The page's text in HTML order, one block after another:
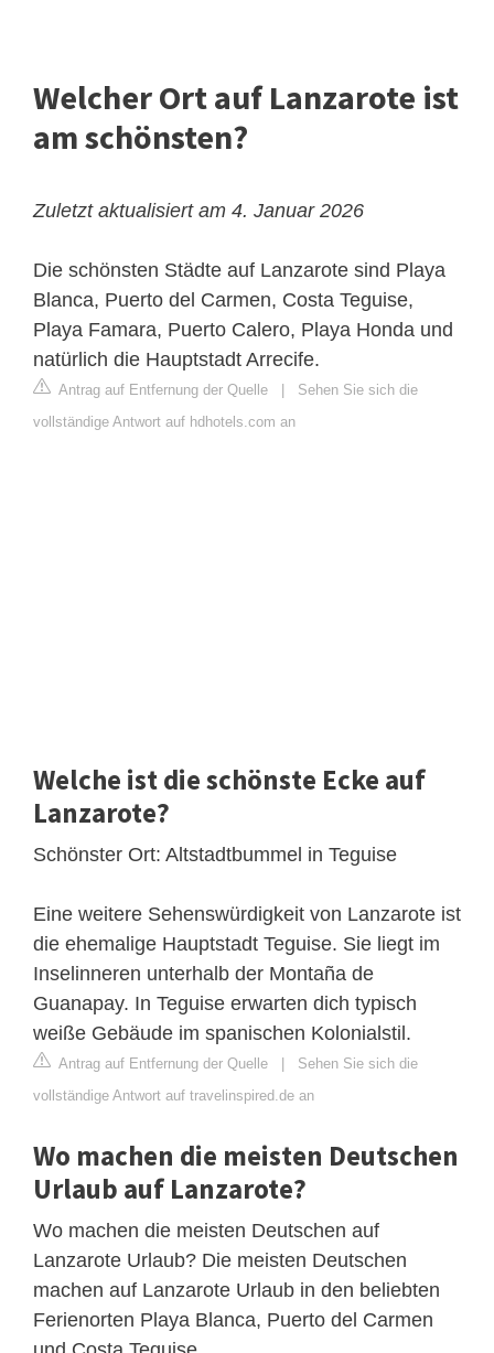
Welcher Ort auf Lanzarote ist
am schönsten?
Zuletzt aktualisiert am 4. Januar 2026
Die schönsten Städte auf Lanzarote sind Playa
Blanca, Puerto del Carmen, Costa Teguise,
Playa Famara, Puerto Calero, Playa Honda und
natürlich die Hauptstadt Arrecife.
Antrag auf Entfernung der Quelle
Sehen Sie sich die
vollständige Antwort auf hdhotels.com an
Welche ist die schönste Ecke auf
Lanzarote?
Schönster Ort: Altstadtbummel in Teguise
Eine weitere Sehenswürdigkeit von Lanzarote ist
die ehemalige Hauptstadt Teguise. Sie liegt im
Inselinneren unterhalb der Montaña de
Guanapay. In Teguise erwarten dich typisch
weiße Gebäude im spanischen Kolonialstil.
Antrag auf Entfernung der Quelle
Sehen Sie sich die
vollständige Antwort auf travelinspired.de an
Wo machen die meisten Deutschen
Urlaub auf Lanzarote?
Wo machen die meisten Deutschen auf
Lanzarote Urlaub? Die meisten Deutschen
machen auf Lanzarote Urlaub in den beliebten
Ferienorten Playa Blanca, Puerto del Carmen